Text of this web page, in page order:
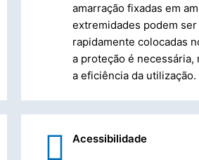
amarração fixadas em
extremidades podem ser
rapidamente colocadas
a proteção é necessária,
a eficiência da utilização.
Acessibilidade